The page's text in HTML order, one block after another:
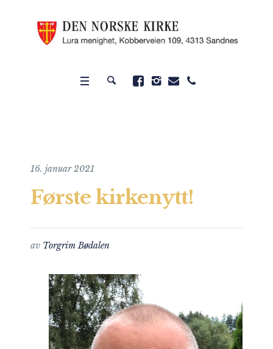
16. januar 2021
Første kirkenytt!
av Torgrim Bødalen